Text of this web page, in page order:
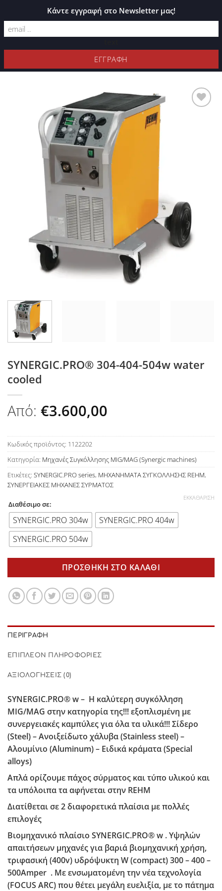
ΚΑΤΆΛΟΓΟΣ PLEXIGLASS
ΦΊΛΤΡΑ
SYNERGIC.PRO® 304-404-504w water
cooled
Από: €3.600,00
Κωδικός προϊόντος: 1122202
Κατηγορία: Μηχανές Συγκόλλησης MIG/MAG (Synergic machines)
Ετικέτες: SYNERGIC.PRO series, ΜΗΧΑΝΗΜΑΤΑ ΣΥΓΚΟΛΛΗΣΗΣ REHM,
ΣΥΝΕΡΓΕΙΑΚΕΣ ΜΗΧΑΝΕΣ ΣΥΡΜΑΤΟΣ
Διαθέσιμο σε:
SYNERGIC.PRO 304w
SYNERGIC.PRO 404w
SYNERGIC.PRO 504w
ΕΚΚΑΘΆΡΙΣΗ
ΠΡΟΣΘΉΚΗ ΣΤΟ ΚΑΛΆΘΙ
ΠΕΡΙΓΡΑΦΉ
ΕΠΙΠΛΈΟΝ ΠΛΗΡΟΦΟΡΊΕΣ
ΑΞΙΟΛΟΓΉΣΕΙΣ (0)
SYNERGIC.PRO® w – H καλύτερη συγκόλληση
MIG/MAG στην κατηγορία της!!! εξοπλισμένη με
συνεργειακές καμπύλες για όλα τα υλικά!!! Σίδερο
(Steel) – Ανοιξείδωτο χάλυβα (Stainless steel) –
Αλουμίνιο (Aluminum) – Ειδικά κράματα (Special
alloys)
Απλά ορίζουμε πάχος σύρματος και τύπο υλικού και
τα υπόλοιπα τα αφήνεται στην REHM
Διατίθεται σε 2 διαφορετικά πλαίσια με πολλές
επιλογές
Βιομηχανικό πλαίσιο SYNERGIC.PRO® w . Υψηλών
απαιτήσεων μηχανές για βαριά βιομηχανική χρήση,
τριφασική (400v) υδρόψυκτη W (compact) 300 – 400 –
500Amper . Με ενσωματομένη την νέα τεχνολογία
(FOCUS ARC) που θέτει μεγάλη ευελιξία, με το πάτημα
Κάντε εγγραφή στο Newsletter μας!